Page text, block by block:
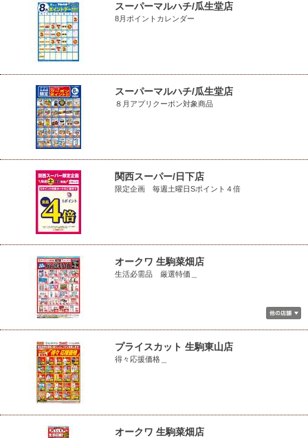
スーパーマルハチ/瓜生堂店
8月ポイントカレンダー
スーパーマルハチ/瓜生堂店
８月アプリクーポン対象商品
関西スーパー/日下店
限定企画 毎週土曜日Sポイント４倍
オークワ 生駒菜畑店
生活必需品 厳選特価＿
プライスカット 生駒東山店
得々応援価格＿
オークワ 生駒菜畑店